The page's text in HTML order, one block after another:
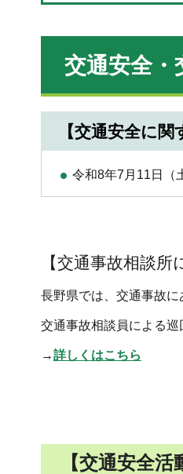
交通安全・
【交通安全に関
令和8年7月11日（
【交通事故相談所
長野県では、交通事故に
交通事故相談員による巡
→詳しくはこちら
【交通安全活